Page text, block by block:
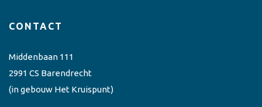
CONTACT
Middenbaan 111
2991 CS Barendrecht
(in gebouw Het Kruispunt)